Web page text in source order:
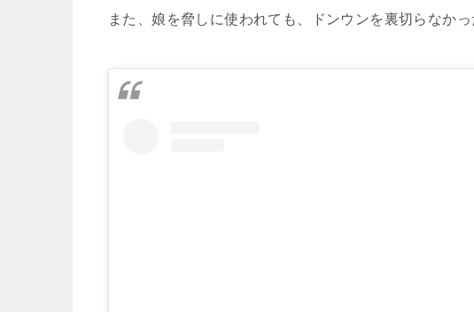
また、娘を脅しに使われても、ドンウンを裏切らなかっ